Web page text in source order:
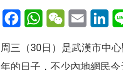
FacebookWhatsAppWeChatEmail
周三（30日）是武漢市中
年的日子，不少內地網民